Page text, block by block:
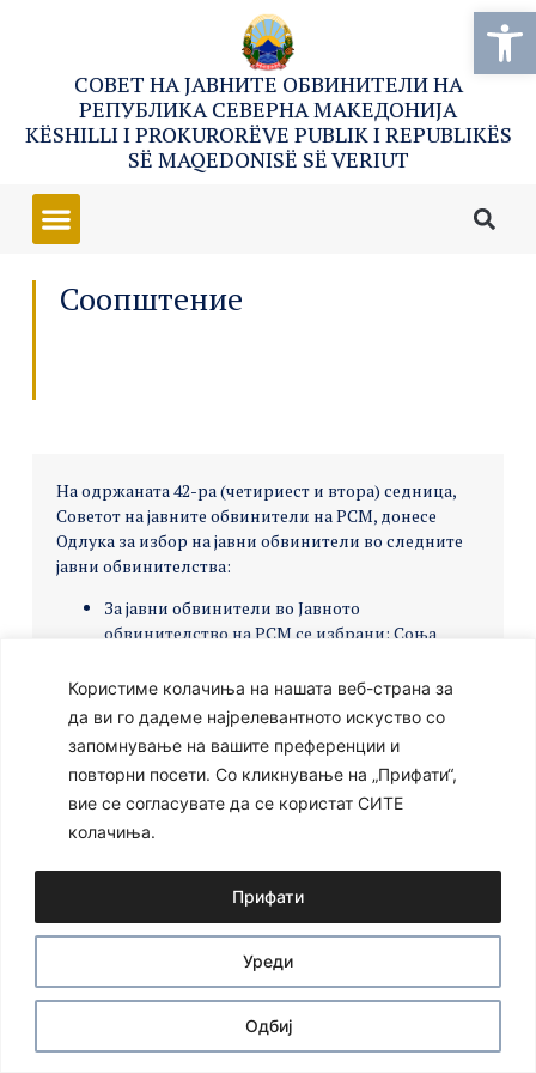
Користиме колачиња на нашата веб-страна за
да ви го дадеме најрелевантното искуство со
запомнување на вашите преференции и
повторни посети. Со кликнување на „Прифати“,
вие се согласувате да се користат СИТЕ
колачиња.
Уреди
Одбиј
Прифати
СОВЕТ НА ЈАВНИТЕ ОБВИНИТЕЛИ НА
РЕПУБЛИКА СЕВЕРНА МАКЕДОНИЈА
KËSHILLI I PROKURORËVE PUBLIK I REPUBLIKËS
SË MAQEDONISË SË VERIUT
Соопштение
На одржaната 42-рa (четириест и втора) седница,
Советот на јавните обвинители на РСМ, донесе
Одлука за избор на јавни обвинители во следните
јавни обвинителства:
За јавни обвинители во Јавното
обвинителство на РСМ се избрани: Соња
Љупчо Коцевски јавен обвинител во ВЈО
Гостивар,
За јавен обвинител во ВЈО Штип е избран
Стевчо Донев, јавен обвинител во ОЈО Кочани,
За основен јавен обвинител на ОЈО Тетово е
избран Бесир Алиу, јавен обвинител во ОЈО
Тетово,
Гаврил Бубевски, јавен обвинител во ОЈО
Ⓒ 2024 – Сите права се задржани